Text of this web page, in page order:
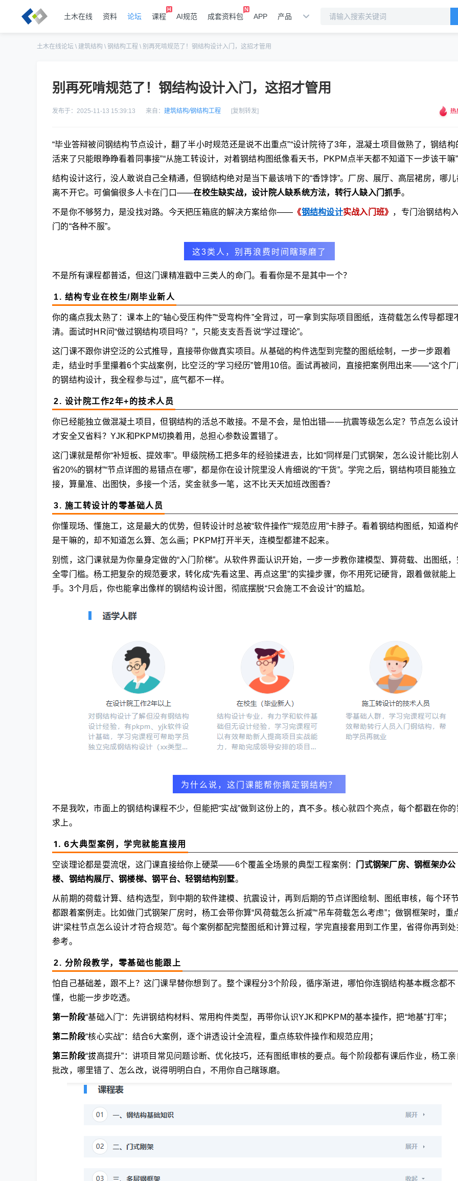
土木在线 资料 论坛 课程 AI规范 成套资料包 APP 产品
土木在线论坛 \ 建筑结构 \ 钢结构工程 \ 别再死啃规范了！钢结构设计入门，这招才管用
别再死啃规范了！钢结构设计入门，这招才管用
发布于：2025-11-13 15:39:13 来自： 建筑结构/钢结构工程 [复制转发]
“毕业答辩被问钢结构节点设计，翻了半小时规范还是说不出重点”“设计院待了3年，混凝土项目做熟了，钢结构
活来了只能眼睁睁看着同事接”“从施工转设计，对着钢结构图纸像看天书，PKPM点半天都不知道下一步该干嘛”
结构设计这行，没人敢说自己全精通，但钢结构绝对是当下最该啃下的“香饽饽”。厂房、展厅、高层裙房，哪儿
离不开它。可偏偏很多人卡在门口——在校生缺实战，设计院人缺系统方法，转行人缺入门抓手。
不是你不够努力，是没找对路。今天把压箱底的解决方案给你—— 《钢结构设计实战入门班》 ，专门治钢结构
门的“各种不服”。
这3类人，别再浪费时间瞎琢磨了
不是所有课程都普适，但这门课精准戳中三类人的命门。看看你是不是其中一个？
1. 结构专业在校生/刚毕业新人
你的痛点我太熟了：课本上的“轴心受压构件”“受弯构件”全背过，可一拿到实际项目图纸，连荷载怎么传导都理
清。面试时HR问“做过钢结构项目吗？”，只能支支吾吾说“学过理论”。
这门课不跟你讲空泛的公式推导，直接带你做真实项目。从基础的构件选型到完整的图纸绘制，一步一步跟着
走，结业时手里攥着6个实战案例，比空泛的“学习经历”管用10倍。面试再被问，直接把案例甩出来——“这个厂
的钢结构设计，我全程参与过”，底气都不一样。
2. 设计院工作2年+的技术人员
你已经能独立做混凝土项目，但钢结构的活总不敢接。不是不会，是怕出错——抗震等级怎么定？节点怎么设
才安全又省料？YJK和PKPM切换着用，总担心参数设置错了。
这门课就是帮你“补短板、提效率”。甲级院杨工把多年的经验揉进去，比如“同样是门式钢架，怎么设计能比别
省20%的钢材”“节点详图的易错点在哪”，都是你在设计院里没人肯细说的“干货”。学完之后，钢结构项目能独立
接，算量准、出图快，多接一个活，奖金就多一笔，这不比天天加班改图香？
3. 施工转设计的零基础人员
你懂现场、懂施工，这是最大的优势，但转设计时总被“软件操作”“规范应用”卡脖子。看着钢结构图纸，知道构
是干嘛的，却不知道怎么算、怎么画；PKPM打开半天，连模型都建不起来。
别慌，这门课就是为你量身定做的“入门阶梯”。从软件界面认识开始，一步一步教你建模型、算荷载、出图纸，
全零门槛。杨工把复杂的规范要求，转化成“先看这里、再点这里”的实操步骤，你不用死记硬背，跟着做就能上
手。3个月后，你也能拿出像样的钢结构设计图，彻底摆脱“只会施工不会设计”的尴尬。
为什么说，这门课能帮你搞定钢结构？
不是我吹，市面上的钢结构课程不少，但能把“实战”做到这份上的，真不多。核心就四个亮点，每个都戳在你的
求上。
1. 6大典型案例，学完就能直接用
空谈理论都是耍流氓，这门课直接给你上硬菜——6个覆盖全场景的典型工程案例： 门式钢架厂房、钢框架办公
楼、钢结构展厅、钢楼梯、钢平台、轻钢结构别墅。
从前期的荷载计算、结构选型，到中期的软件建模、抗震设计，再到后期的节点详图绘制、图纸审核，每个环
都跟着案例走。比如做门式钢架厂房时，杨工会带你算“风荷载怎么折减”“吊车荷载怎么考虑”；做钢框架时，重
讲“梁柱节点怎么设计才符合规范”。每个案例都配完整图纸和计算过程，学完直接套用到工作里，省得你再到处
参考。
2. 分阶段教学，零基础也能跟上
怕自己基础差，跟不上？这门课早替你想到了。整个课程分3个阶段，循序渐进，哪怕你连钢结构基本概念都不
懂，也能一步步吃透。
第一阶段“基础入门”：先讲钢结构材料、常用构件类型，再带你认识YJK和PKPM的基本操作，把“地基”打牢；
第二阶段“核心实战”：结合6大案例，逐个讲透设计全流程，重点练软件操作和规范应用；
第三阶段“拔高提升”：讲项目常见问题诊断、优化技巧，还有图纸审核的要点。每个阶段都有课后作业，杨工亲
批改，哪里错了、怎么改，说得明明白白，不用你自己瞎琢磨。